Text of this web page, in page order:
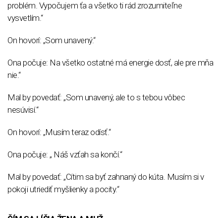
problém. Vypočujem ťa a všetko ti rád zrozumiteľne
vysvetlím.“
On hovorí: „Som unavený.“
Ona počuje: Na všetko ostatné má energie dosť, ale pre mňa
nie.“
Mal by povedať: „Som unavený, ale to s tebou vôbec
nesúvisí.“
On hovorí: „Musím teraz odísť.“
Ona počuje: „ Náš vzťah sa končí.“
Mal by povedať: „Cítim sa byť zahnaný do kúta. Musím si v
pokoji utriediť myšlienky a pocity.“